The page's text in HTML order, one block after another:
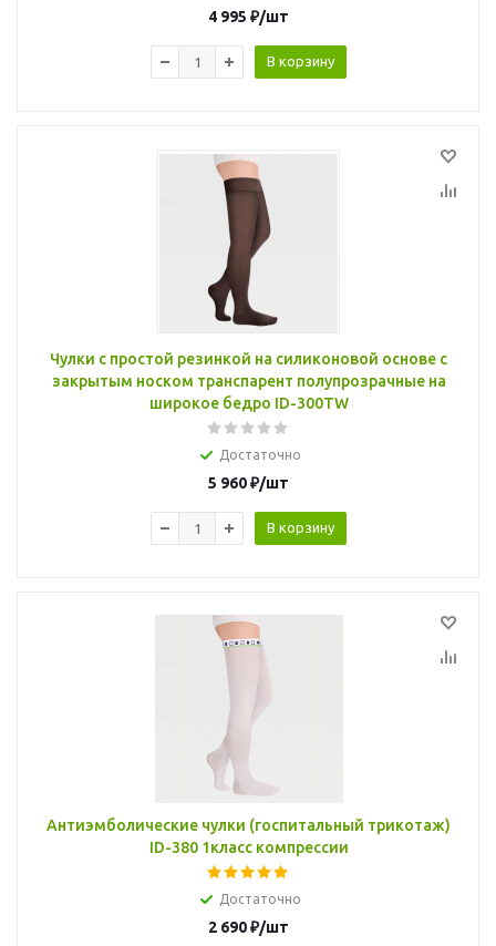
4 995 ₽/шт
В корзину
Чулки с простой резинкой на силиконовой основе с
закрытым носком транспарент полупрозрачные на
широкое бедро ID-300TW
Достаточно
5 960₽/шт
В корзину
Антиэмболические чулки (госпитальный трикотаж)
ID-380 1класс компрессии
Достаточно
2 690₽/шт